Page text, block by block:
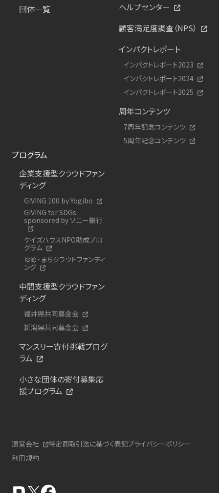
団体一覧
ヘルプセンター
顧客満足度調査（NPS）
インパクトレポート
インパクトレポート2023
インパクトレポート2024
インパクトレポート2025
周年コンテンツ
7周年記念コンテンツ
5周年記念コンテンツ
プログラム
企業支援型クラウドファン
ディング
GIVING 100 by Yogibo
GIVING for SDGs
sponsored by ソニー銀行
ケイズハウスNPO助成プロ
グラム
ゆめ・まちクラウドファンディ
ング
中間支援型クラウドファン
ディング
福井県共同募金会
新潟県共同募金会
マンスリー寄付挑戦プログ
ラム
小さな団体の寄付募集応
援プログラム
運営会社 特定商取引法に基づく表記プライバシーポリシー
利用規約